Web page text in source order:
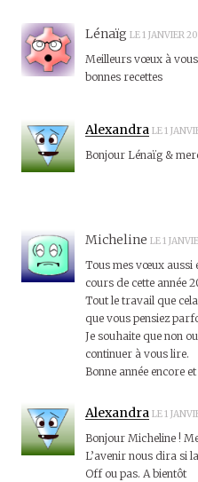
Lénaïg LE 1 JANVIER
Meilleurs vœux à
bonnes recettes
Alexandra LE 1
Bonjour Lénaïg &
Micheline LE 1
Tous mes vœux aussi
cours de cette année
Tout le travail que
que vous pensiez
Je souhaite que non
continuer à vous lire.
Bonne année encore
Alexandra LE 1
Bonjour Micheline !
L’avenir nous dira si
Off ou pas. A bientôt